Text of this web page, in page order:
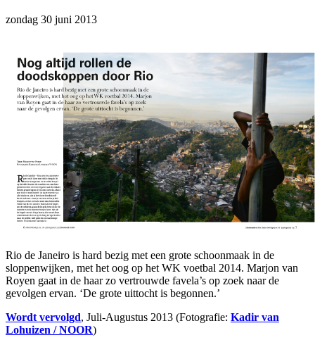
zondag 30 juni 2013
Rio de Janeiro is hard bezig met een grote schoonmaak in de
sloppenwijken‚ met het oog op het WK voetbal 2014. Marjon van
Royen gaat in de haar zo vertrouwde favela’s op zoek naar de
gevolgen ervan. ‘De grote uittocht is begonnen.’
Wordt vervolgd, Juli-Augustus 2013 (Fotografie: Kadir van
Lohuizen / NOOR)